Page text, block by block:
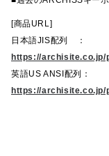
[商品URL]
日本語JIS配列 ：
https://
英語US ANSI配列：
https://